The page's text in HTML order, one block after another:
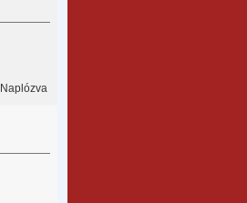
Naplózva